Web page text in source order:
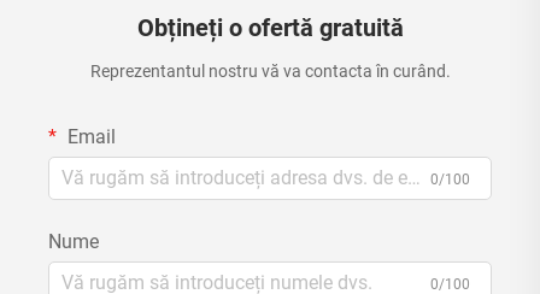
Obțineți o ofertă gratuită
Reprezentantul nostru vă va contacta în curând.
Email
0/100
Nume
0/100